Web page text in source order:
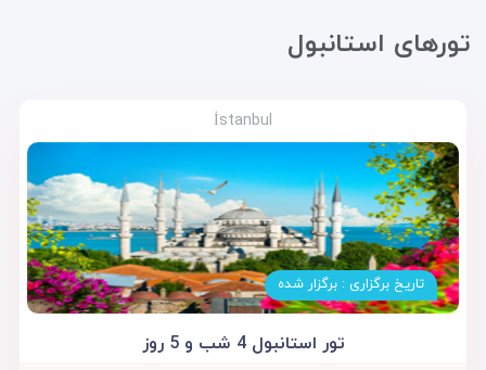
تور‌های استانبول
İstanbul
تاریخ برگزاری : برگزار شده
تور استانبول 4 شب و 5 روز